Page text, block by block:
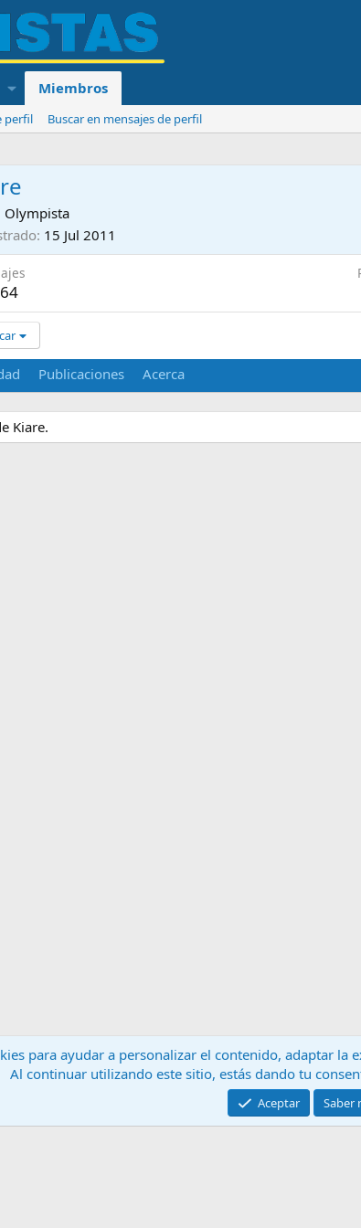
Miembros
perfil
Buscar en mensajes de perfil
Olympista
15 Jul 2011
Publicaciones Acerca
Kiare.
Community platform by XenForo® ©
para ayudar a personalizar el contenido, adaptar la
Al continuar utilizando este sitio, estás dando tu
Aceptar Saber